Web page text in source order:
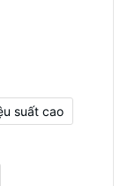
suất cao